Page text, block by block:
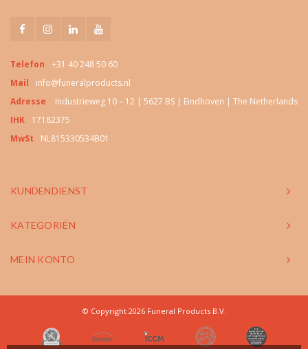
Telefon
+31 40 248 50 60
Mail
info@funeralproducts.nl
Adresse
Industrieweg 10 – 12 | 5627 BS | Eindhoven | The Netherlands
IHK
17182375
MwSt
NL815330534B01
KUNDENDIENST
KATEGORIËN
MEIN KONTO
© Copyright 2026 Funeral Products B.V.